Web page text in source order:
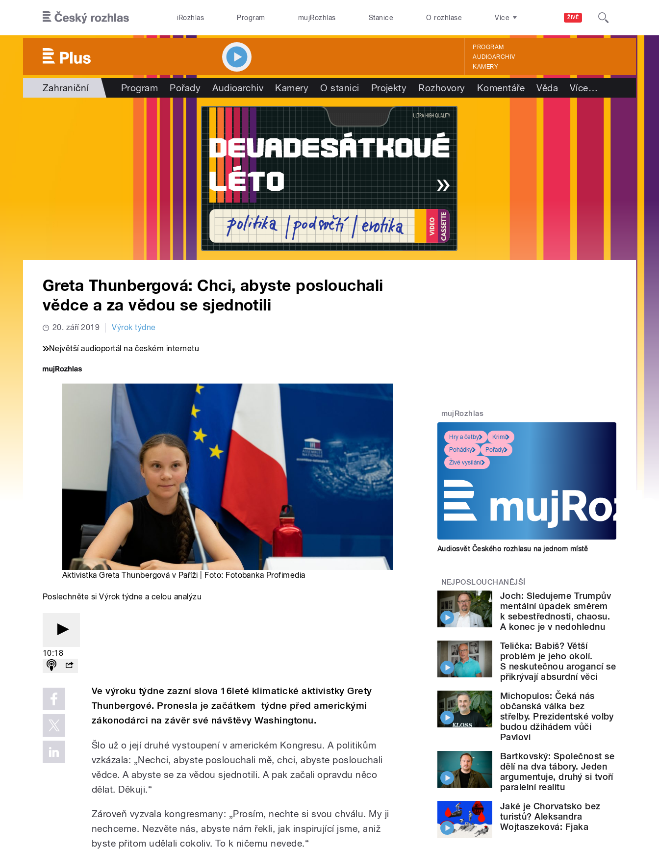
ŽIVĚ
iRozhlas Program mujRozhlas Stanice O rozhlase Více
PROGRAM
AUDIOARCHIV
KAMERY
Zahraniční Program Pořady Audioarchiv Kamery O stanici Projekty Rozhovory Komentáře Věda Více…
Greta Thunbergová: Chci, abyste poslouchali
vědce a za vědou se sjednotili
20. září 2019 Výrok týdne
Největší audioportál na českém internetu
Aktivistka Greta Thunbergová v Paříži | Foto: Fotobanka Profimedia
Poslechněte si Výrok týdne a celou analýzu
10:18
Ve výroku týdne zazní slova 16leté klimatické aktivistky Grety
Thunbergové. Pronesla je začátkem týdne před americkými
zákonodárci na závěr své návštěvy Washingtonu.
Šlo už o její druhé vystoupení v americkém Kongresu. A politikům
vzkázala: „Nechci, abyste poslouchali mě, chci, abyste poslouchali
vědce. A abyste se za vědou sjednotili. A pak začali opravdu něco
dělat. Děkuji.“
Zároveň vyzvala kongresmany: „Prosím, nechte si svou chválu. My ji
nechceme. Nezvěte nás, abyste nám řekli, jak inspirující jsme, aniž
byste přitom udělali cokoliv. To k ničemu nevede.“
mujRozhlas
Hry a četby
Krimi
Pohádky
Pořady
Živé vysílání
Audiosvět Českého rozhlasu na jednom místě
NEJPOSLOUCHANĚJŠÍ
Joch: Sledujeme Trumpův
mentální úpadek směrem
k sebestřednosti, chaosu.
A konec je v nedohlednu
Telička: Babiš? Větší
problém je jeho okolí.
S neskutečnou arogancí se
přikrývají absurdní věci
Michopulos: Čeká nás
občanská válka bez
střelby. Prezidentské volby
budou džihádem vůči
Pavlovi
Bartkovský: Společnost se
dělí na dva tábory. Jeden
argumentuje, druhý si tvoří
paralelní realitu
Jaké je Chorvatsko bez
turistů? Aleksandra
Wojtaszeková: Fjaka